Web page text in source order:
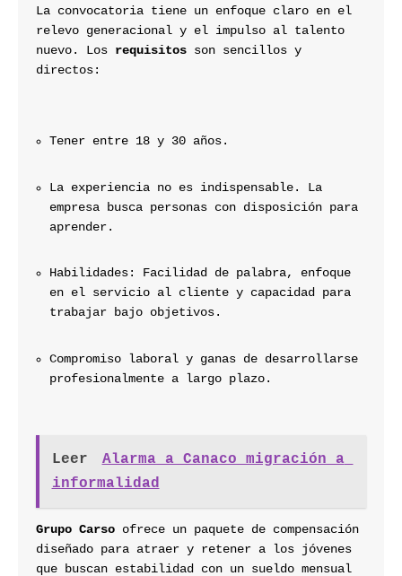
La convocatoria tiene un enfoque claro en el
relevo generacional y el impulso al talento
nuevo. Los requisitos son sencillos y
directos:
Tener entre 18 y 30 años.
La experiencia no es indispensable. La
empresa busca personas con disposición para
aprender.
Habilidades: Facilidad de palabra, enfoque
en el servicio al cliente y capacidad para
trabajar bajo objetivos.
Compromiso laboral y ganas de desarrollarse
profesionalmente a largo plazo.
Leer
Alarma a Canaco migración a
informalidad
Grupo Carso ofrece un paquete de compensación
diseñado para atraer y retener a los jóvenes
que buscan estabilidad con un sueldo mensual